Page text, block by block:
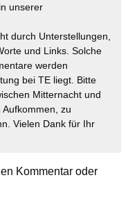
unserer
durch Unterstellungen,
und Links. Solche
werden
bei TE liegt. Bitte
Mitternacht und
zu
Vielen Dank für Ihr
Kommentar oder